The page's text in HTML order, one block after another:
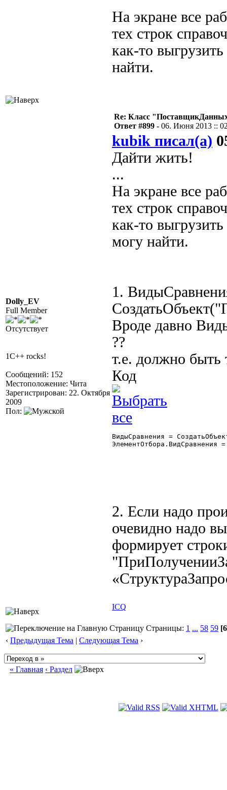
На экране все
тех строк
как-то
найти.
Dolly_EV
Full Member
Отсутствует
1C++ rocks!
Сообщений: 152
Местоположение: Чита
Зарегистрирован: 22. Октября
2009
Пол:
Re: Класс
Ответ #899 - 06. Июня 2013 ::
kubik писал(а)
Дайти жить!
...
На экране все
тех строк
как-то
могу найти.
1.
Вроде давно
??
т.е. должно быть
Код
ВидыСравнения =
ЭлементОтбора.ВидСравнения
2. Если надо
очевидно надо
формирует
ICQ
Страницы: 1 ... 58 59
‹ Предыдущая Тема | Следующая Тема ›
« Главная ‹ Раздел